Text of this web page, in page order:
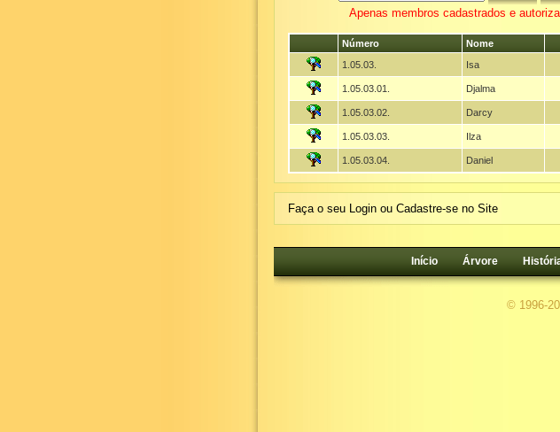
Apenas membros cadastrados e
Número Nome
1.05.03.
Isa
1.05.03.01. Djalma
1.05.03.02. Darcy
1.05.03.03. Ilza
1.05.03.04. Daniel
Faça o seu Login ou Cadastre-se no Site
Início Árvore
© 1996-